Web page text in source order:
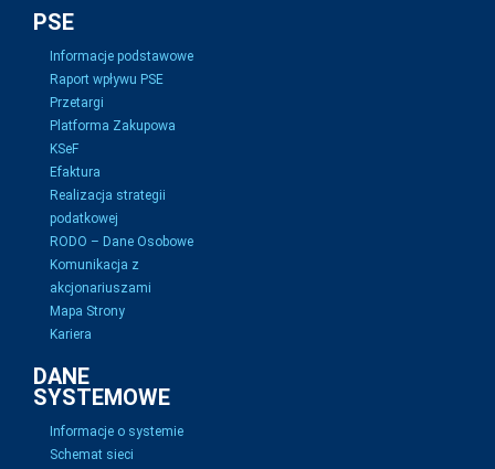
PSE
Informacje podstawowe
Raport wpływu PSE
Przetargi
Platforma Zakupowa
KSeF
Efaktura
Realizacja strategii
podatkowej
RODO – Dane Osobowe
Komunikacja z
akcjonariuszami
Mapa Strony
Kariera
DANE
SYSTEMOWE
Informacje o systemie
Schemat sieci